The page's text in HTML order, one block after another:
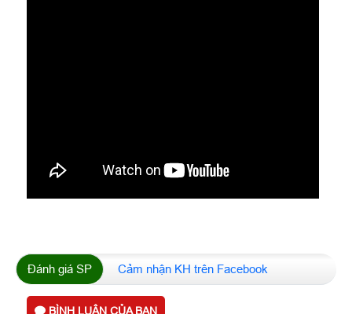
Đánh giá SP Cảm nhận KH trên Facebook
BÌNH LUẬN CỦA BẠN